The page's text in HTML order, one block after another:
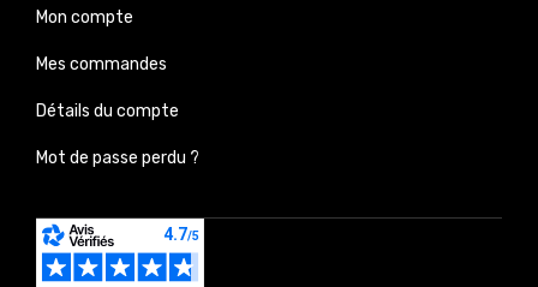
Mon compte
Mes commandes
Détails du compte
Mot de passe perdu ?